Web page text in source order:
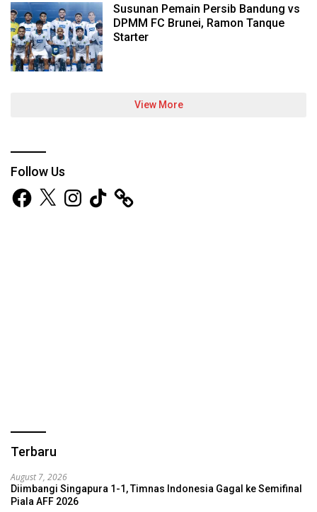
Susunan Pemain Persib Bandung vs
DPMM FC Brunei, Ramon Tanque
Starter
View More
Follow Us
Facebook
X Instagram
TikTok
Terbaru
August 7, 2026
Diimbangi Singapura 1-1, Timnas Indonesia Gagal ke Semifinal
Piala AFF 2026